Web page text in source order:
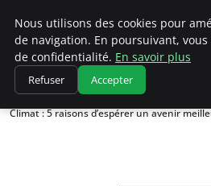
Climatedebtagents
Accueil
Énergies Renouvelables
Climat : 5 raisons d’espérer un avenir
Nous utilisons des cookies pour
de navigation. En poursuivant,
de confidentialité. En savoir plus
Refuser Accepter